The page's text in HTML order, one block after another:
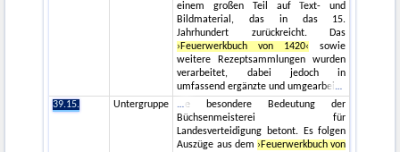
einem großen Teil auf Text- und
Bildmaterial, das in das 15.
Jahrhundert zurückreicht. Das
›Feuerwerkbuch von 1420‹
sowie
weitere Rezeptsammlungen wurden
verarbeitet, dabei jedoch in
umfassend ergänzte und umgearbei
39.15.
Untergruppe
e besondere Bedeutung der
Büchsenmeisterei für
Landesverteidigung betont. Es folgen
Auszüge aus dem ›Feuerwerkbuch von